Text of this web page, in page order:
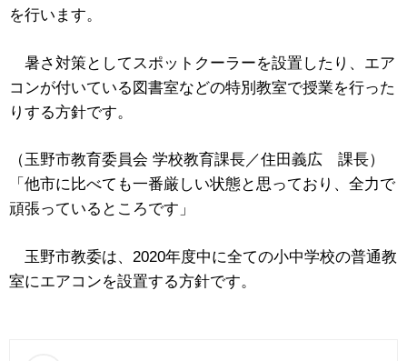
を行います。
暑さ対策としてスポットクーラーを設置したり、エア
コンが付いている図書室などの特別教室で授業を行った
りする方針です。
（玉野市教育委員会 学校教育課長／住田義広 課長）
「他市に比べても一番厳しい状態と思っており、全力で
頑張っているところです」
玉野市教委は、2020年度中に全ての小中学校の普通教
室にエアコンを設置する方針です。